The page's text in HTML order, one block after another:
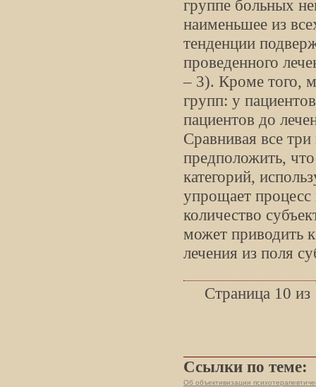
группе больных
наименьшее из
тенденции
проведенного
– 3). Кроме того,
групп: у
пациентов до
Сравнивая все
предположить,
категорий,
упрощает
количество
может приводить
лечения из поля
Страница 10
Ссылки по теме:
Об объективизации